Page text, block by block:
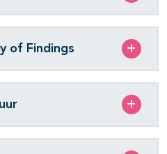
of Findings